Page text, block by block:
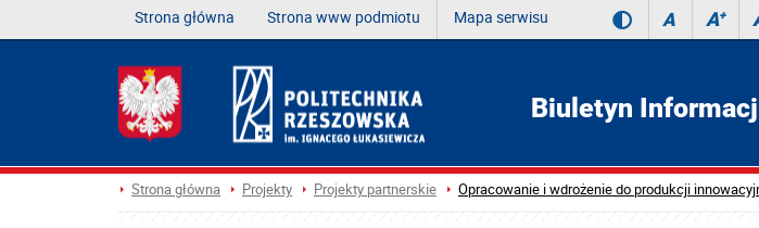
Strona główna Strona www podmiotu Mapa serwisu A A+
Biuletyn
Strona główna Projekty Projekty partnerskie Opracowanie i wdrożenie do produkcji